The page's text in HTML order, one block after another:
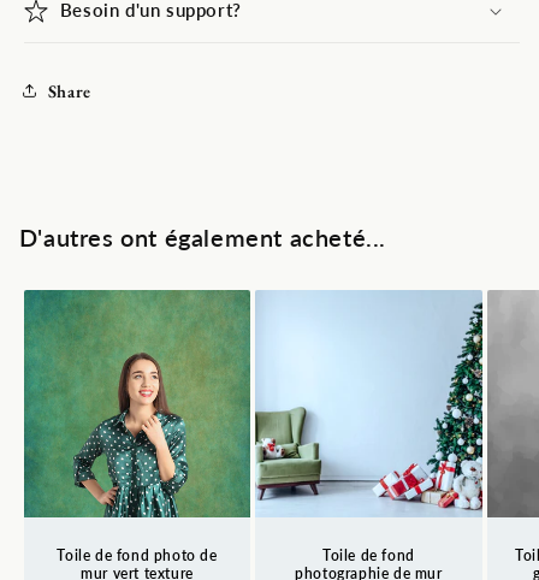
Besoin d'un support?
Share
D'autres ont également acheté...
Toile de fond photo de
mur vert texture
Toile de fond
photographie de mur